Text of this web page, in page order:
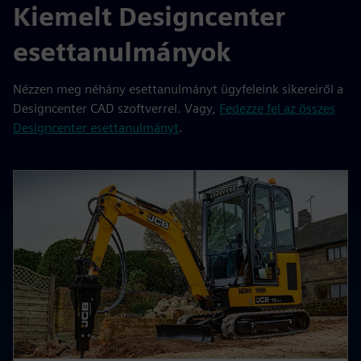
Kiemelt Designcenter
esettanulmányok
Nézzen meg néhány esettanulmányt ügyfeleink sikereiről a
Designcenter CAD szoftverrel. Vagy, Fedezze fel az összes
Designcenter esettanulmányt.